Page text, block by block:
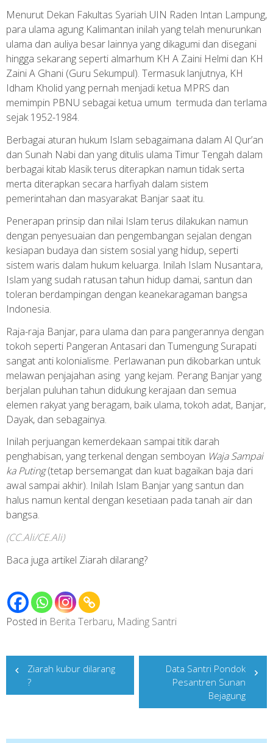
Menurut Dekan Fakultas Syariah UIN Raden Intan Lampung,
para ulama agung Kalimantan inilah yang telah menurunkan
ulama dan auliya besar lainnya yang dikagumi dan disegani
hingga sekarang seperti almarhum KH A Zaini Helmi dan KH
Zaini A Ghani (Guru Sekumpul). Termasuk lanjutnya, KH
Idham Kholid yang pernah menjadi ketua MPRS dan
memimpin PBNU sebagai ketua umum termuda dan terlama
sejak 1952-1984.
Berbagai aturan hukum Islam sebagaimana dalam Al Qur’an
dan Sunah Nabi dan yang ditulis ulama Timur Tengah dalam
berbagai kitab klasik terus diterapkan namun tidak serta
merta diterapkan secara harfiyah dalam sistem
pemerintahan dan masyarakat Banjar saat itu.
Penerapan prinsip dan nilai Islam terus dilakukan namun
dengan penyesuaian dan pengembangan sejalan dengan
kesiapan budaya dan sistem sosial yang hidup, seperti
sistem waris dalam hukum keluarga. Inilah Islam Nusantara,
Islam yang sudah ratusan tahun hidup damai, santun dan
toleran berdampingan dengan keanekaragaman bangsa
Indonesia.
Raja-raja Banjar, para ulama dan para pangerannya dengan
tokoh seperti Pangeran Antasari dan Tumengung Surapati
sangat anti kolonialisme. Perlawanan pun dikobarkan untuk
melawan penjajahan asing yang kejam. Perang Banjar yang
berjalan puluhan tahun didukung kerajaan dan semua
elemen rakyat yang beragam, baik ulama, tokoh adat, Banjar,
Dayak, dan sebagainya.
Inilah perjuangan kemerdekaan sampai titik darah
penghabisan, yang terkenal dengan semboyan Waja Sampai
ka Puting(tetap bersemangat dan kuat bagaikan baja dari
awal sampai akhir). Inilah Islam Banjar yang santun dan
halus namun kental dengan kesetiaan pada tanah air dan
bangsa.
(CC.Ali/CE.Ali)
Baca juga artikel Ziarah dilarang?
Posted in Berita Terbaru, Mading Santri
Post
navigation
Ziarah kubur dilarang
?
Data Santri Pondok
Pesantren Sunan
Bejagung